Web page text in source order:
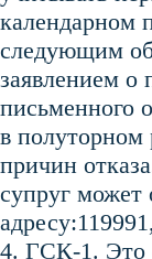
календарном
следующим
заявлением о
письменного
в полуторном
причин
супруг может
4. ГСК-1. Это